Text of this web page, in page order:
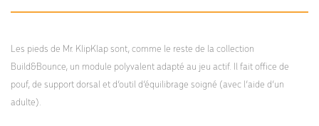
Les pieds de Mr. KlipKlap sont, comme le reste de la collection
Build&Bounce, un module polyvalent adapté au jeu actif. Il fait office de
pouf, de support dorsal et d’outil d’équilibrage soigné (avec l’aide d’un
adulte).